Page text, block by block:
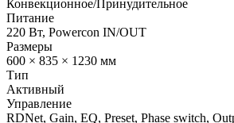
Конвекционное/Принудительное
Питание
220 Вт, Powercon IN/OUT
Размеры
600 × 835 × 1230 мм
Тип
Активный
Управление
RDNet, Gain, EQ, Preset, Phase switch,